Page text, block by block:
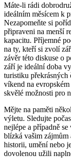
Máte-li rádi
ideálním měsícem k
Nezapomeňte si
připraveni na menší
kapacitu. ‌Příjemné⁢
na ty, kteří si zvolí
závěr této ⁣diskuse o
září je⁣ ideální doba
turistiku ‍překrásných
víkend na
⁣skvělé možnosti pro
Mějte na paměti
výletu.⁤ Sledujte
nejlépe a případně⁢
blízká vašim zájmům
historii,‍ umění nebo
dovolenou užili